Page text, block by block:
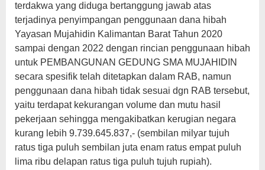
terdakwa yang diduga bertanggung jawab atas
terjadinya penyimpangan penggunaan dana hibah
Yayasan Mujahidin Kalimantan Barat Tahun 2020
sampai dengan 2022 dengan rincian penggunaan hibah
untuk PEMBANGUNAN GEDUNG SMA MUJAHIDIN
secara spesifik telah ditetapkan dalam RAB, namun
penggunaan dana hibah tidak sesuai dgn RAB tersebut,
yaitu terdapat kekurangan volume dan mutu hasil
pekerjaan sehingga mengakibatkan kerugian negara
kurang lebih 9.739.645.837,- (sembilan milyar tujuh
ratus tiga puluh sembilan juta enam ratus empat puluh
lima ribu delapan ratus tiga puluh tujuh rupiah).